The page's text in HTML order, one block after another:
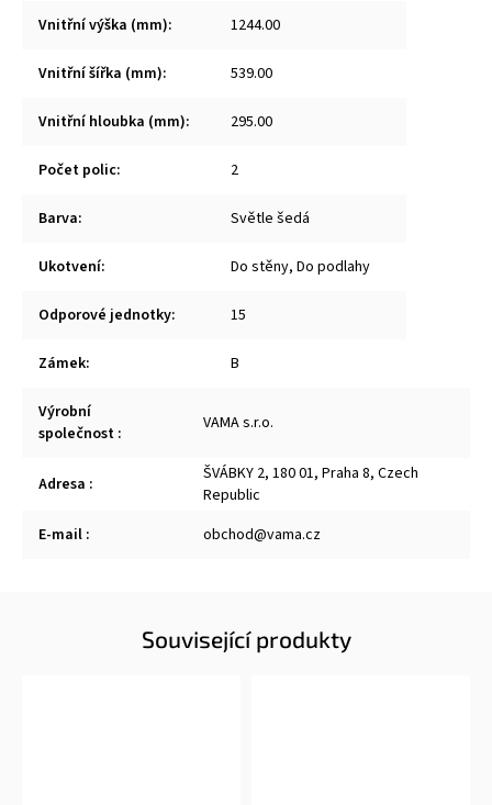
Vnitřní výška (mm): 1244.00
Vnitřní šířka (mm): 539.00
Vnitřní hloubka (mm): 295.00
Počet polic: 2
Barva: Světle šedá
Ukotvení: Do stěny, Do podlahy
Odporové jednotky: 15
Zámek: B
Výrobní
společnost : VAMA s.r.o.
Adresa :
ŠVÁBKY 2, 180 01, Praha 8, Czech
Republic
E-mail : obchod@vama.cz
Související produkty